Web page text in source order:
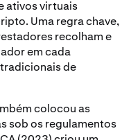
ativos virtuais
Uma regra chave,
recolham e
em cada
de
colocou as
sob os regulamentos